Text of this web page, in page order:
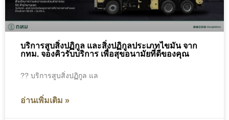
บริการสูบสิ่งปฏิกูล และสิ่งปฏิกูลประเภทไขมัน จาก
กทม. จองคิวรับบริการ เพื่อสุขอนามัยที่ดีของคุณ
?? บริการสูบสิ่งปฏิกูล แล
อ่านเพิ่มเติม »